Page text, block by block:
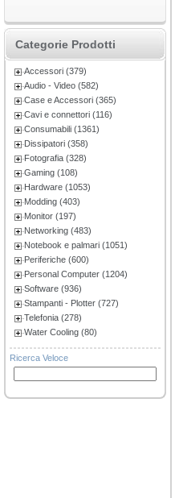
Categorie Prodotti
Accessori (379)
Audio - Video (582)
Case e Accessori (365)
Cavi e connettori (116)
Consumabili (1361)
Dissipatori (358)
Fotografia (328)
Gaming (108)
Hardware (1053)
Modding (403)
Monitor (197)
Networking (483)
Notebook e palmari (1051)
Periferiche (600)
Personal Computer (1204)
Software (936)
Stampanti - Plotter (727)
Telefonia (278)
Water Cooling (80)
Ricerca Veloce